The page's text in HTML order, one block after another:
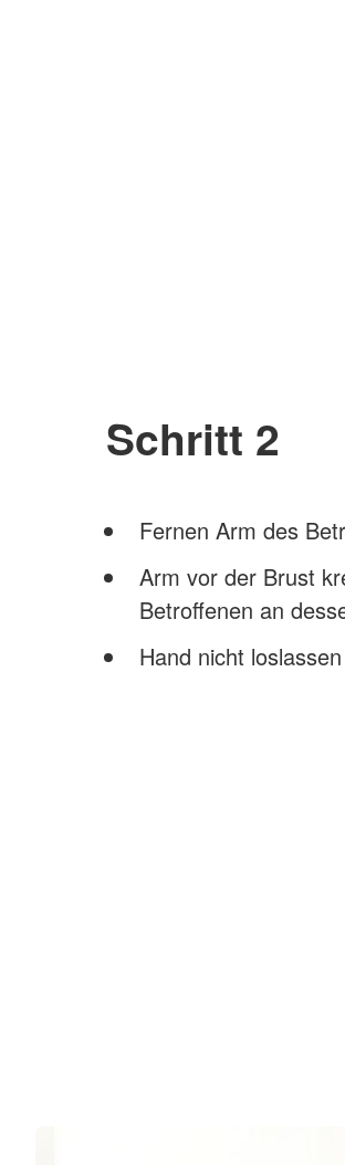
Schritt 2
Fernen Arm des
Arm vor der Brust
Betroffenen an
Hand nicht loslassen